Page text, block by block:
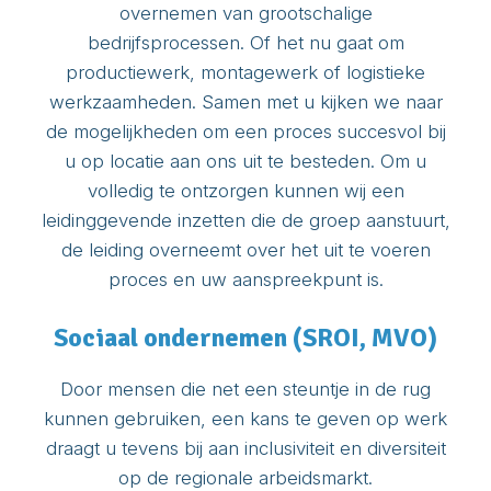
overnemen van grootschalige
bedrijfsprocessen. Of het nu gaat om
productiewerk, montagewerk of logistieke
werkzaamheden. Samen met u kijken we naar
de mogelijkheden om een proces succesvol bij
u op locatie aan ons uit te besteden. Om u
volledig te ontzorgen kunnen wij een
leidinggevende inzetten die de groep aanstuurt,
de leiding overneemt over het uit te voeren
proces en uw aanspreekpunt is.
Sociaal ondernemen (SROI, MVO)
Door mensen die net een steuntje in de rug
kunnen gebruiken, een kans te geven op werk
draagt u tevens bij aan inclusiviteit en diversiteit
op de regionale arbeidsmarkt.